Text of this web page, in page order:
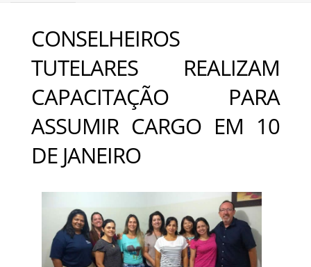
CONSELHEIROS
TUTELARES REALIZAM
CAPACITAÇÃO PARA
ASSUMIR CARGO EM 10
DE JANEIRO